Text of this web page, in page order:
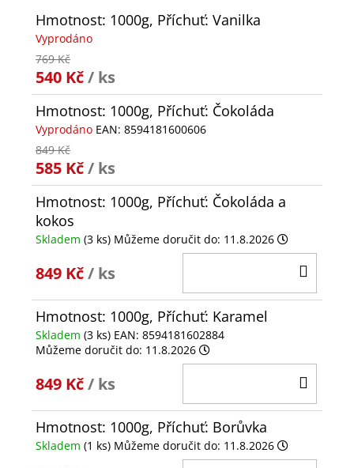
Hmotnost: 1000g, Příchuť: Vanilka
Vyprodáno
769 Kč
540 Kč/ ks
Hmotnost: 1000g, Příchuť: Čokoláda
Vyprodáno EAN: 8594181600606
849 Kč
585 Kč/ ks
Hmotnost: 1000g, Příchuť: Čokoláda a
kokos
Skladem (3 ks) Můžeme doručit do: 11.8.2026
849 Kč/ ks
Hmotnost: 1000g, Příchuť: Karamel
Skladem (3 ks) EAN: 8594181602884
Můžeme doručit do: 11.8.2026
849 Kč/ ks
Hmotnost: 1000g, Příchuť: Borůvka
Skladem (1 ks) Můžeme doručit do: 11.8.2026